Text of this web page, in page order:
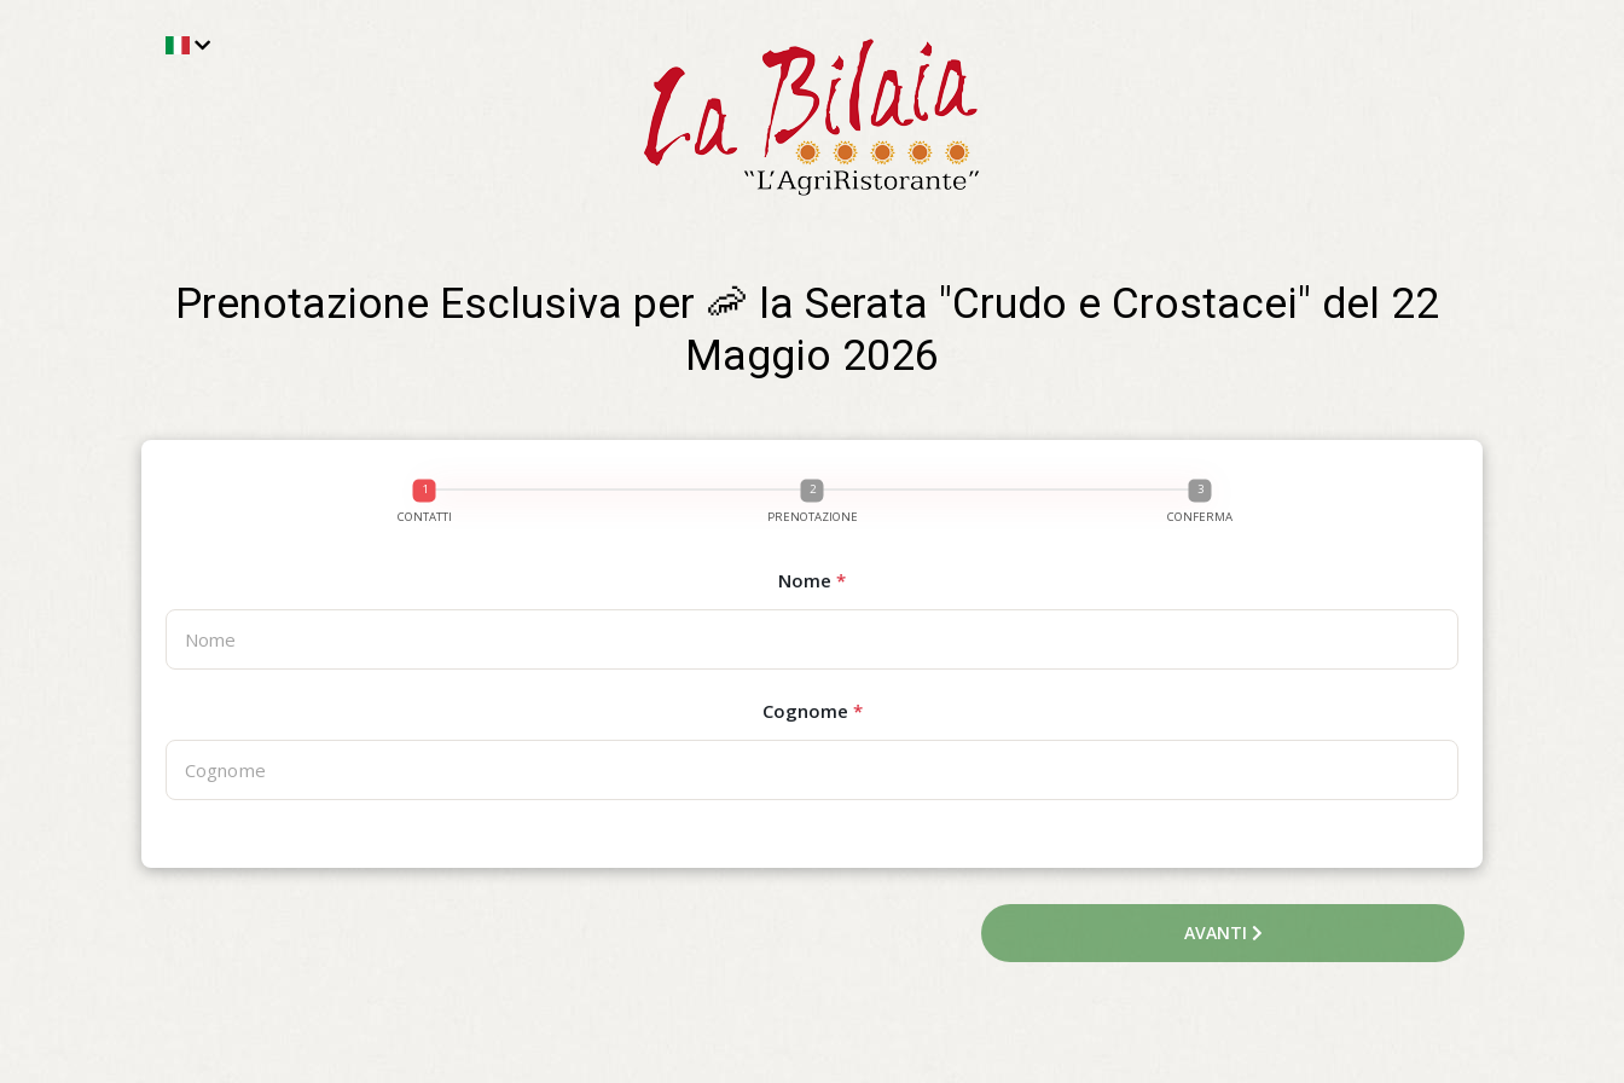
Prenotazione Esclusiva per 🦐 la Serata "Crudo e Crostacei" del 22
Maggio 2026
CONTATTI PRENOTAZIONE CONFERMA
Nome *
Cognome *
AVANTI